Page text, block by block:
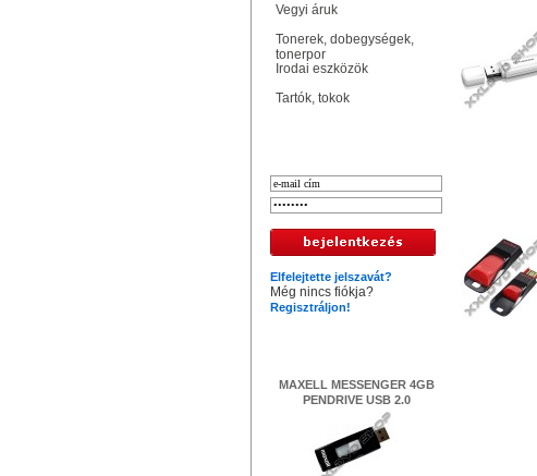
Vegyi áruk
Tonerek, dobegységek,
tonerpor
Irodai eszközök
Tartók, tokok
Elfelejtette jelszavát?
Még nincs fiókja?
Regisztráljon!
MAXELL MESSENGER 4GB
PENDRIVE USB 2.0